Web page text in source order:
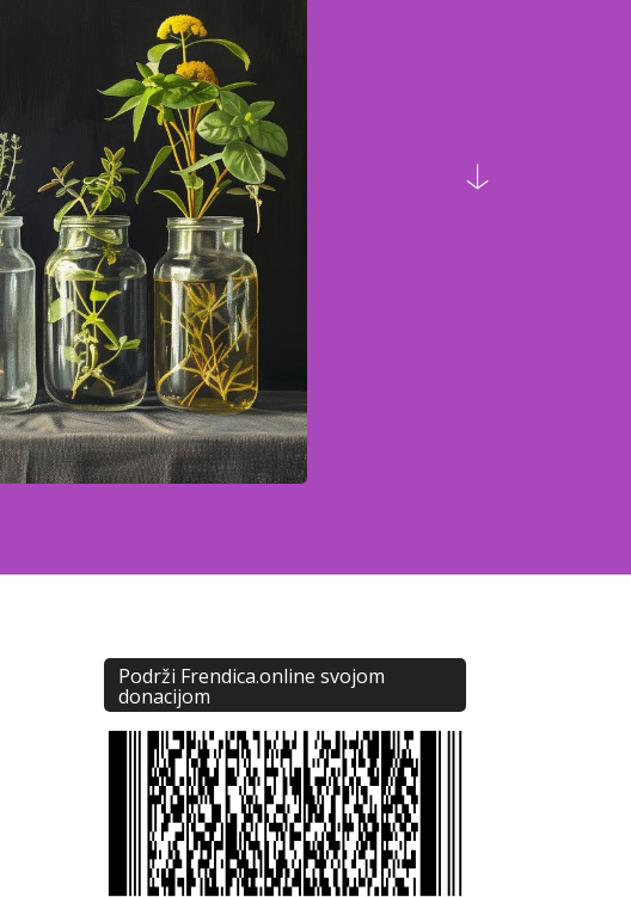
Podrži Frendica.online svojom
donacijom